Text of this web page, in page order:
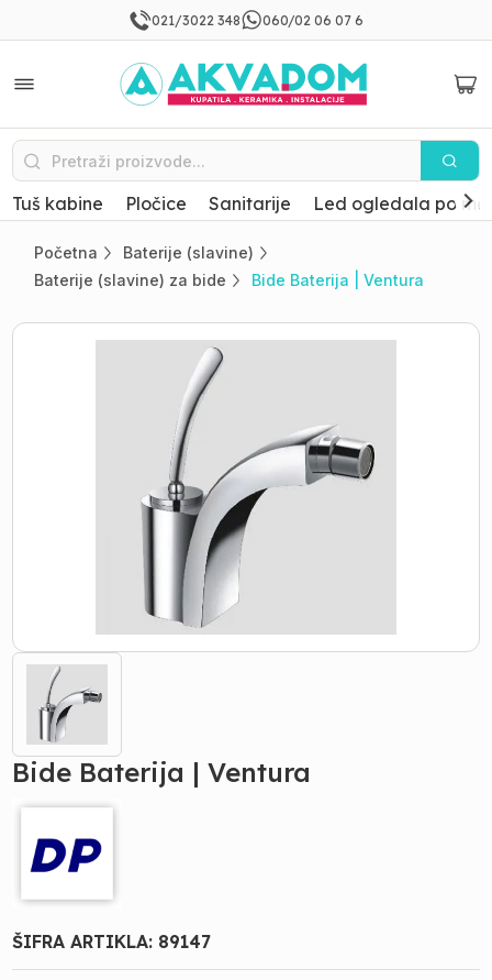
021/3022 348 060/02 06 07 6
Tuš kabine Pločice Sanitarije Led ogledala po
Početna
Baterije (slavine)
Baterije (slavine) za bide
Bide Baterija | Ventura
Bide Baterija | Ventura
ŠIFRA ARTIKLA: 89147